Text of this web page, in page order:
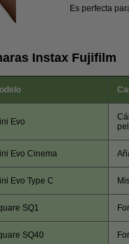
Es perfecta
Instax Fujifilm
Evo
Evo Cinema
Evo Type C
SQ1
SQ40